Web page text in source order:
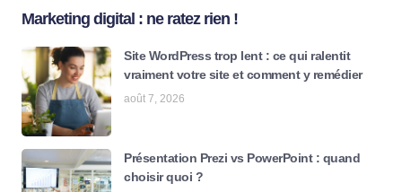
Marketing digital : ne ratez rien !
Site WordPress trop lent : ce qui ralentit
vraiment votre site et comment y remédier
août 7, 2026
Présentation Prezi vs PowerPoint : quand
choisir quoi ?